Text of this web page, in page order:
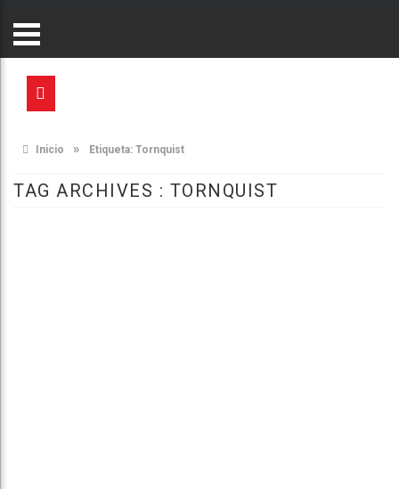
Inicio » Etiqueta: Tornquist
TAG ARCHIVES : TORNQUIST